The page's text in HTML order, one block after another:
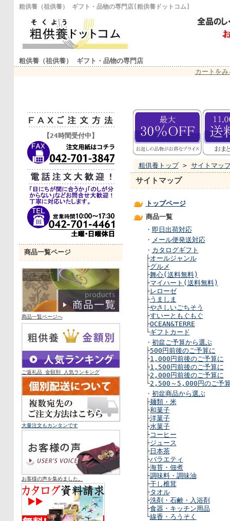
粗供養（祖供養） ギフト・品物の専門店[粗供養ドットコム]
粗供養（祖供養） ギフト・品物の専門店
カートをみ
【24時間受付中】
商品一覧ページ
商品一覧ページへ
ご返礼品 金額別 人気ランキング
大量注文もカンタンです
お客様の声を集めました。
粗供養トップ> サイトマッ
サイトマップ
トップページ
商品一覧
・ 即日出荷対応
・ メール便発送対応
・ カタログギフト
├オールジャンル
├グルメ
├舞心(送料無料)
├マイハート(送料無料)
├レローゼ
├うましま
├やさしいごちそう
├すいーともぐもぐ
├OCEAN&TERRE
└ギフトカード
・ 初盆ご予算から選ぶ
├500円前後のご予算に
├1,000円前後のご予算に
├1,500円前後のご予算に
├2,000円前後のご予算に
└2,500～5,000円のご予
・ 初盆商品から選ぶ
├麺類・米
├和菓子
├洋菓子
├水菓子
├コーヒー
├ジュース
├日本茶
├バラエティ
├海苔・佃煮
├調味料・調味油
├干し椎茸
├タオル
├洗剤・石鹸・入浴剤
├食器・キッチン用品
└線香・ろうそく